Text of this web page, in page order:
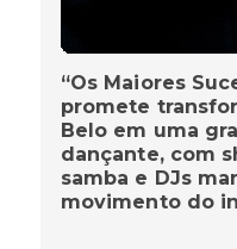
“Os Maiores
promete
Belo em uma
dançante, com
samba e DJs
movimento do